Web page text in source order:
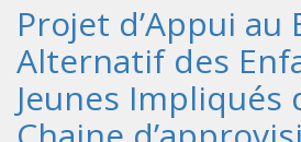
Projet d’Appui au
Alternatif des
Jeunes Impliqués